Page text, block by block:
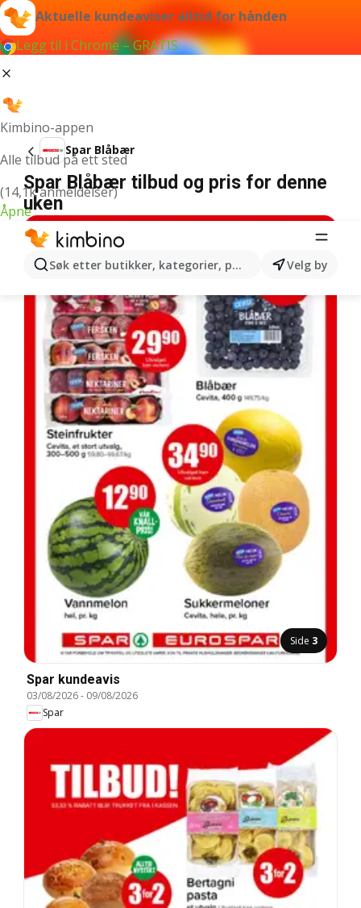
Aktuelle kundeaviser alltid for hånden
Legg til i Chrome – GRATIS
Kimbino-appen
Alle tilbud på ett sted
(14,1k anmeldelser)
Åpne
Søk etter butikker, kategorier, produkter...Velg by
Spar Blåbær
Spar Blåbær tilbud og pris for denne
uken
Side 3
Spar kundeavis
03/08/2026- 09/08/2026
Spar